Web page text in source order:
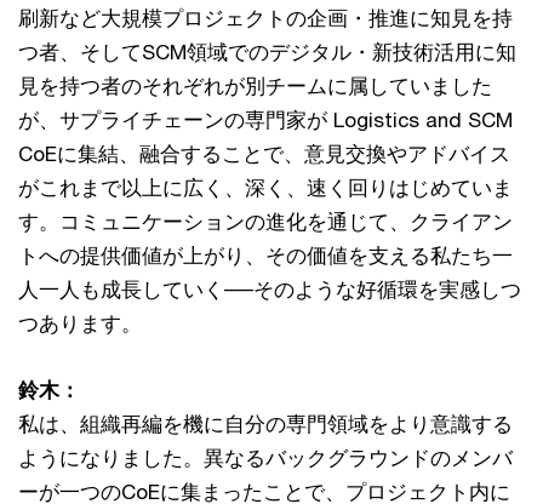
刷新など大規模プロジェクトの企画・推進に知見を持
つ者、そしてSCM領域でのデジタル・新技術活用に知
見を持つ者のそれぞれが別チームに属していました
が、サプライチェーンの専門家が Logistics and SCM
CoEに集結、融合することで、意見交換やアドバイス
がこれまで以上に広く、深く、速く回りはじめていま
す。コミュニケーションの進化を通じて、クライアン
トへの提供価値が上がり、その価値を支える私たち一
人一人も成長していく──そのような好循環を実感しつ
つあります。
鈴木：
私は、組織再編を機に自分の専門領域をより意識する
ようになりました。異なるバックグラウンドのメンバ
ーが一つのCoEに集まったことで、プロジェクト内に